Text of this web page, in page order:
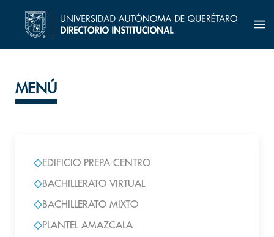
MENÚ
EDIFICIO PREPA CENTRO
BACHILLERATO VIRTUAL
BACHILLERATO MIXTO
PLANTEL AMAZCALA